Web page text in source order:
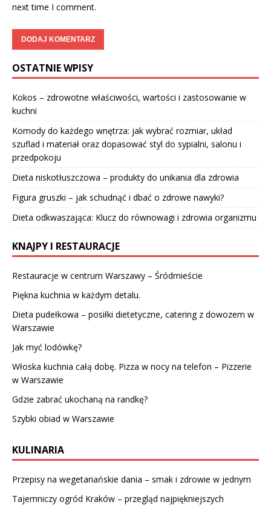
next time I comment.
OSTATNIE WPISY
Kokos – zdrowotne właściwości, wartości i zastosowanie w
kuchni
Komody do każdego wnętrza: jak wybrać rozmiar, układ
szuflad i materiał oraz dopasować styl do sypialni, salonu i
przedpokoju
Dieta niskotłuszczowa – produkty do unikania dla zdrowia
Figura gruszki – jak schudnąć i dbać o zdrowe nawyki?
Dieta odkwaszająca: Klucz do równowagi i zdrowia organizmu
KNAJPY I RESTAURACJE
Restauracje w centrum Warszawy – Śródmieście
Piękna kuchnia w każdym detalu.
Dieta pudełkowa – posiłki dietetyczne, catering z dowozem w
Warszawie
Jak myć lodówkę?
Włoska kuchnia całą dobę. Pizza w nocy na telefon – Pizzerie
w Warszawie
Gdzie zabrać ukochaną na randkę?
Szybki obiad w Warszawie
KULINARIA
Przepisy na wegetariańskie dania – smak i zdrowie w jednym
Tajemniczy ogród Kraków – przegląd najpiękniejszych